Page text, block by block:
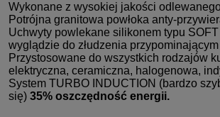
Wykonane z wysokiej jakości
Potrójna granitowa powłoka anty-
Uchwyty powlekane silikonem typu
wyglądzie do złudzenia
Przystosowane do wszystkich rodzajów
elektryczna, ceramiczna, halogenowa,
System TURBO INDUCTION (bardzo
się) 35% oszczędność energii.